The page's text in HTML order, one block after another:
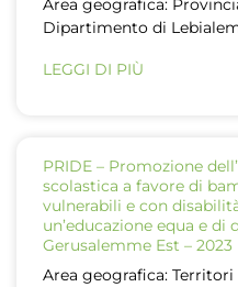
Area geografica:
Dipartimento di
LEGGI DI PIÙ
PRIDE – Promozione
scolastica a favore di
vulnerabili e con
un’educazione equa e di
Gerusalemme Est – 2023
Area geografica: Territori